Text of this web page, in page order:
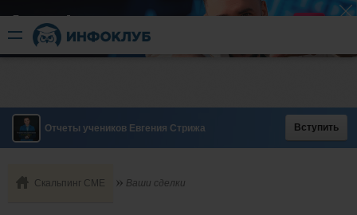
Быстрый разгон
​в короткие сроки
Отчеты учеников Евгения Стрижа Вступить
Скальпинг СМЕ Ваши сделки